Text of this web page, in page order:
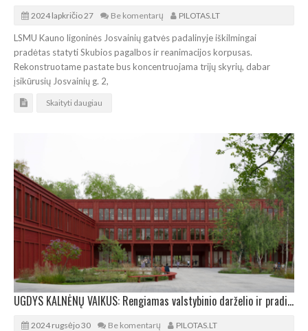
2024 lapkričio 27 Be komentarų PILOTAS.LT
LSMU Kauno ligoninės Josvainių gatvės padalinyje iškilmingai
pradėtas statyti Skubios pagalbos ir reanimacijos korpusas.
Rekonstruotame pastate bus koncentruojama trijų skyrių, dabar
įsikūrusių Josvainių g. 2,
Skaityti daugiau
UGDYS KALNĖNŲ VAIKUS: Rengiamas valstybinio darželio ir pradinės mokyklos projekto pristatymas
2024 rugsėjo 30 Be komentarų PILOTAS.LT